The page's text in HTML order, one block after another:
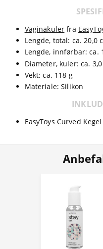
Vaginakuler fra
Lengde, total: ca. 20,0
Lengde, innførbar: ca.
Diameter, kuler: ca.
Vekt: ca. 118 g
Materiale: Silikon
EasyToys Curved